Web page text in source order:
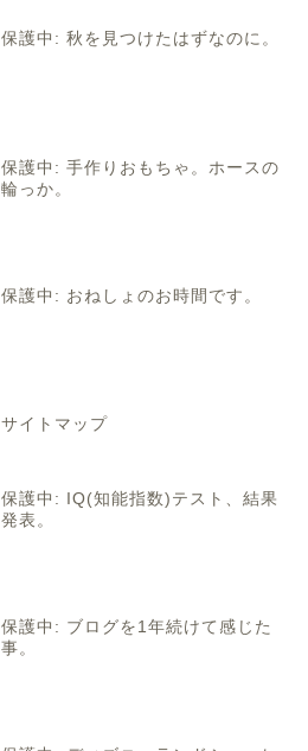
保護中: 秋を見つけたはずなのに。
保護中: 手作りおもちゃ。ホースの
輪っか。
保護中: おねしょのお時間です。
サイトマップ
保護中: IQ(知能指数)テスト、結果
発表。
保護中: ブログを1年続けて感じた
事。